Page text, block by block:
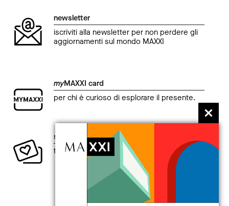
newsletter
iscriviti alla newsletter per non perdere gli
aggiornamenti sul mondo MAXXI
myMAXXI card
per chi è curioso di esplorare il presente.
sostieni la creatività contemporanea
ti aspetta un intero anno di vantaggi.